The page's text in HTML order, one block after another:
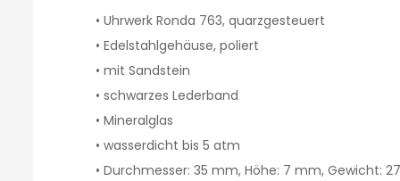
• Uhrwerk Ronda 763, quarzgesteuert
• Edelstahlgehäuse, poliert
• mit Sandstein
• schwarzes Lederband
• Mineralglas
• wasserdicht bis 5 atm
• Durchmesser: 35 mm, Höhe: 7 mm, Gewicht: